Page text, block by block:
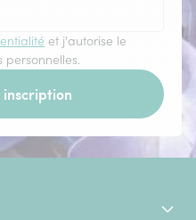
et j'autorise le